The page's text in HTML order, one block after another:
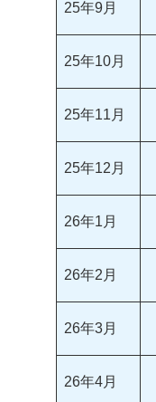
25年9月
25年10月
25年11月
25年12月
26年1月
26年2月
26年3月
26年4月